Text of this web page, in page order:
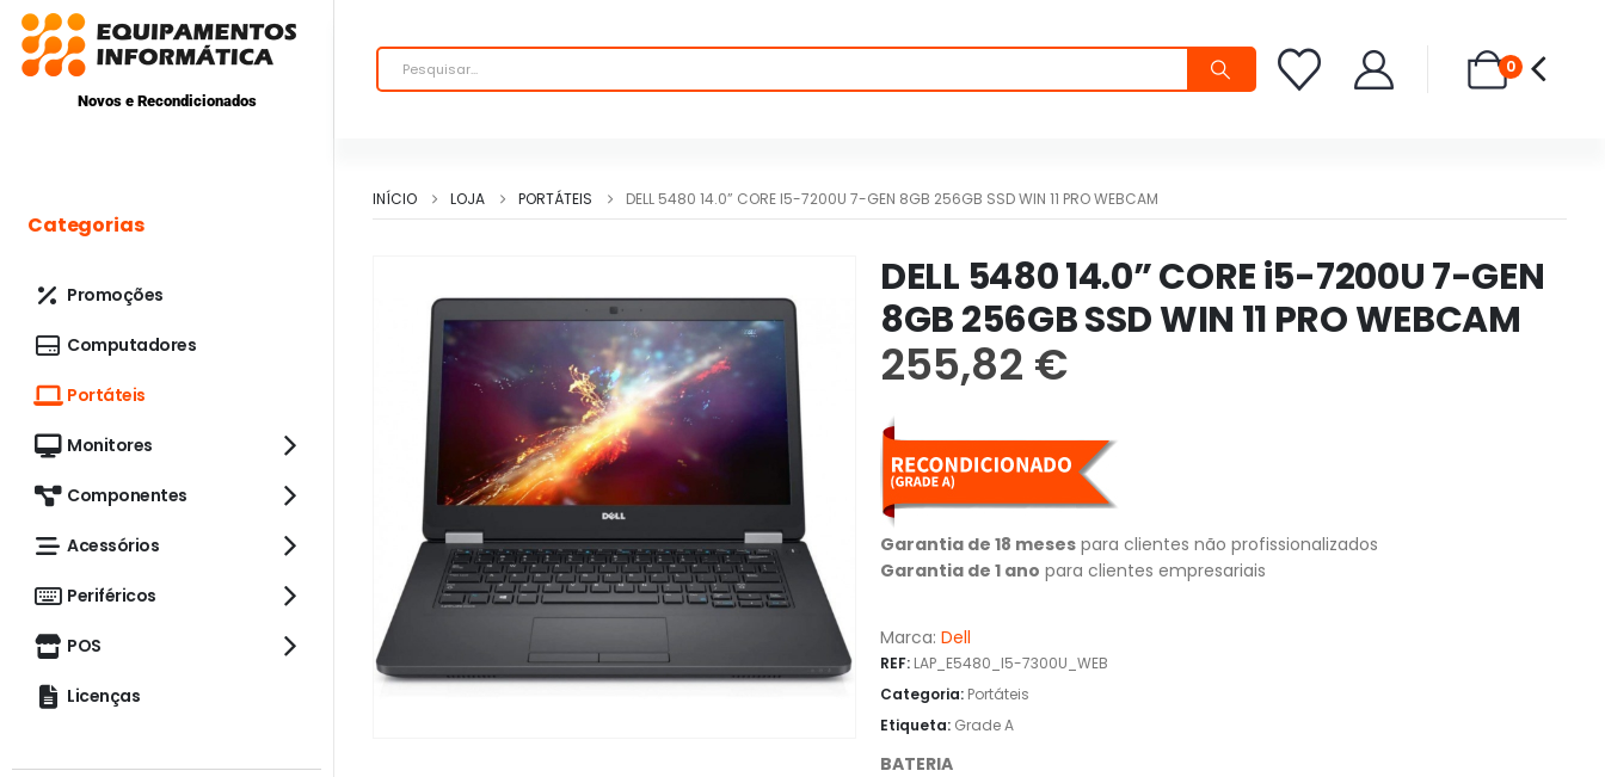
Novos e Recondicionados
0
INÍCIO LOJA PORTÁTEIS DELL 5480 14.0” CORE I5-7200U 7-GEN 8GB 256GB SSD WIN 11 PRO WEBCAM
DELL 5480 14.0” CORE i5-7200U 7-GEN
8GB 256GB SSD WIN 11 PRO WEBCAM
255,82 €
Garantia de 18 meses para clientes não profissionalizados
Garantia de 1 ano para clientes empresariais
Marca: Dell
REF: LAP_E5480_I5-7300U_WEB
Categoria: Portáteis
Etiqueta: Grade A
BATERIA
Categorias
Promoções
Computadores
Portáteis
Monitores
Componentes
Acessórios
Periféricos
POS
Licenças